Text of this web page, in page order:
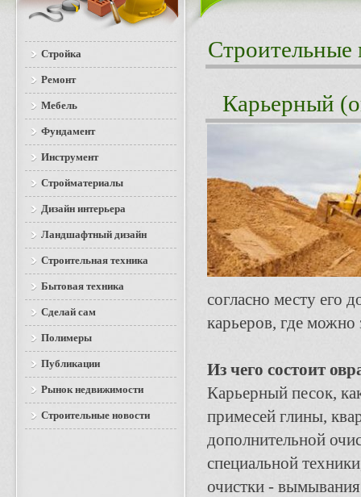
Строительные
Карьерный
согласно месту его
карьеров, где можно
Из чего состоит
Карьерный песок,
примесей глины,
дополнительной
специальной
очистки -
Стройка
Ремонт
Мебель
Фундамент
Инструмент
Стройматериалы
Дизайн интерьера
Ландшафтный дизайн
Строительная техника
Бытовая техника
Сделай сам
Полимеры
Публикации
Рынок недвижимости
Строительные новости